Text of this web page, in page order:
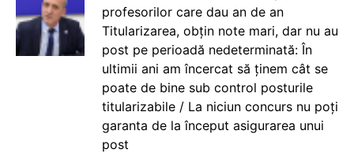
profesorilor care dau an de an
Titularizarea, obțin note mari, dar nu au
post pe perioadă nedeterminată: În
ultimii ani am încercat să ținem cât se
poate de bine sub control posturile
titularizabile / La niciun concurs nu poți
garanta de la început asigurarea unui
post